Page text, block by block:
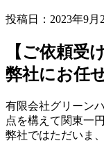
投稿日：2023年9月
【ご依頼受
弊社にお任
有限会社グリーン
点を構えて関東一
弊社ではただいま